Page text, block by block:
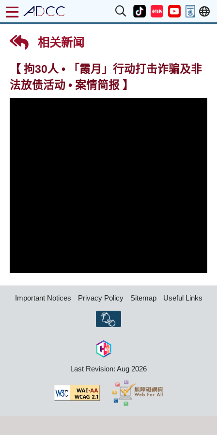
相关新闻
【 拘30人 • 「霞月」行动打击诈骗及非
法放债活动 • 案情简报 】
Important Notices Privacy Policy Sitemap Useful Links
Last Revision: Aug 2026